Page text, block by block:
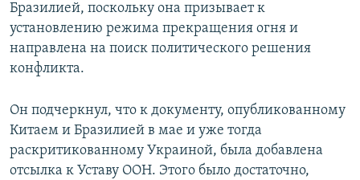
Бразилией, поскольку она призывает к
установлению режима прекращения огня и
направлена на поиск политического решения
конфликта.
Он подчеркнул, что к документу, опубликованному
Китаем и Бразилией в мае и уже тогда
раскритикованному Украиной, была добавлена
отсылка к Уставу ООН. Этого было достаточно,